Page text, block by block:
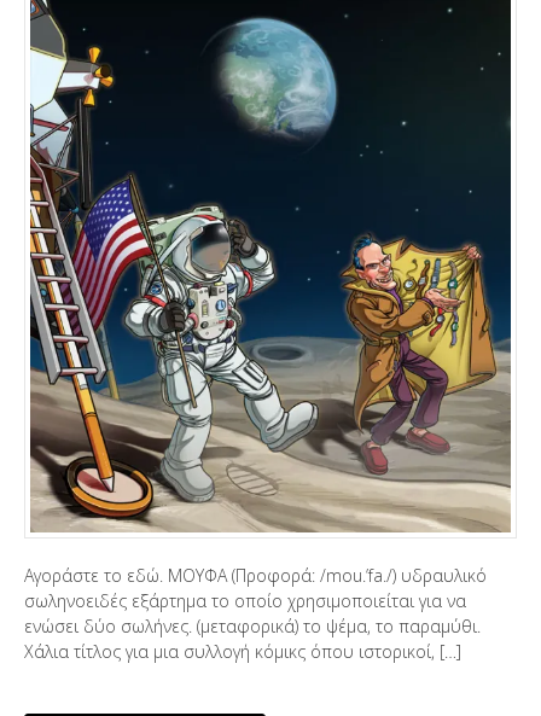
Αγοράστε το εδώ. ΜΟΥΦΑ (Προφορά: /mou.’fa./) υδραυλικό
σωληνοειδές εξάρτημα το οποίο χρησιμοποιείται για να
ενώσει δύο σωλήνες. (μεταφορικά) το ψέμα, το παραμύθι.
Χάλια τίτλος για μια συλλογή κόμικς όπου ιστορικοί, […]